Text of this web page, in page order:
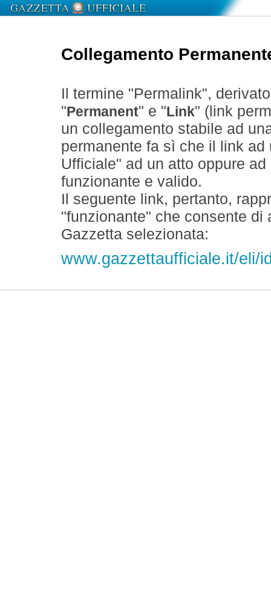
Collegamento
Il termine "Permalink",
" Permanent" e " Link" (link
un collegamento stabile ad
permanente fa sì che il link
Ufficiale" ad un atto oppure
funzionante e valido.
Il seguente link, pertanto,
"funzionante" che consente
Gazzetta selezionata:
www.gazzettaufficiale.it/eli/